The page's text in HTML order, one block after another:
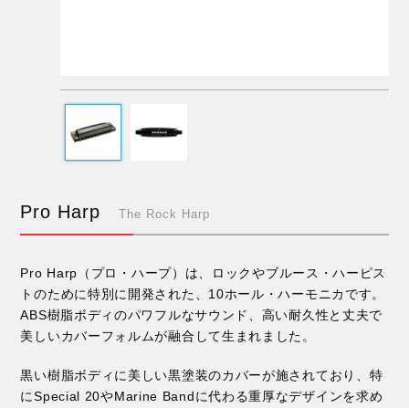
Pro Harp The Rock Harp
Pro Harp（プロ・ハープ）は、ロックやブルース・ハーピス
トのために特別に開発された、10ホール・ハーモニカです。
ABS樹脂ボディのパワフルなサウンド、高い耐久性と丈夫で
美しいカバーフォルムが融合して生まれました。
黒い樹脂ボディに美しい黒塗装のカバーが施されており、特
にSpecial 20やMarine Bandに代わる重厚なデザインを求め